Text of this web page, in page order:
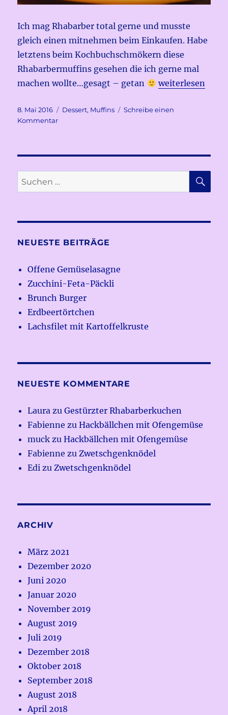
Ich mag Rhabarber total gerne und musste
gleich einen mitnehmen beim Einkaufen. Habe
letztens beim Kochbuchschmökern diese
Rhabarbermuffins gesehen die ich gerne mal
machen wollte…gesagt – getan
weiterlesen
Veröffentlicht
am
8. Mai 2016 Kategorien
Dessert, Muffins
Schreibe einen
Kommentarzu
Suchen
nach:
NEUESTE BEITRÄGE
Offene Gemüselasagne
Zucchini-Feta-Päckli
Brunch Burger
Erdbeertörtchen
Lachsfilet mit Kartoffelkruste
NEUESTE KOMMENTARE
Laura zuGestürzter Rhabarberkuchen
Fabienne zuHackbällchen mit Ofengemüse
muck zuHackbällchen mit Ofengemüse
Fabienne zuZwetschgenknödel
Edi zuZwetschgenknödel
ARCHIV
März 2021
Dezember 2020
Juni 2020
Januar 2020
November 2019
August 2019
Juli 2019
Dezember 2018
Oktober 2018
September 2018
August 2018
April 2018